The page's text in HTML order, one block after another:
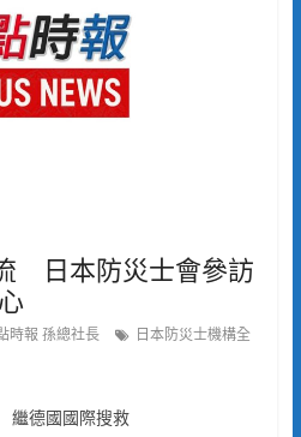
日本防災士會參訪
時報 孫總社長
日本防災士機構全
繼德國國際搜救